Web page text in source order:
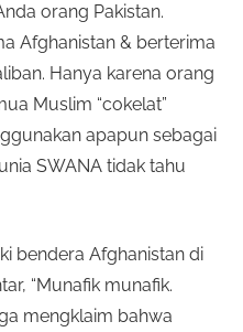
orang Pakistan.
Afghanistan & berterima
Hanya karena orang
Muslim “cokelat”
apapun sebagai
SWANA tidak tahu
bendera Afghanistan di
“Munafik munafik.
mengklaim bahwa